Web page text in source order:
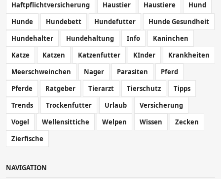
Haftpflichtversicherung
Haustier Haustiere
Hund
Hunde
Hundebett Hundefutter
Hunde Gesundheit
Hundehalter
Hundehaltung Info
Kaninchen
Katze
Katzen Katzenfutter KInder
Krankheiten
Meerschweinchen
Nager Parasiten
Pferd
Pferde
Ratgeber Tierarzt Tierschutz
Tipps
Trends
Trockenfutter Urlaub
Versicherung
Vogel
Wellensittiche Welpen Wissen
Zecken
Zierfische
NAVIGATION